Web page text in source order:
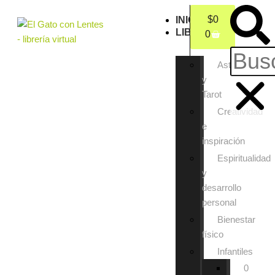
INICIO
LIBROS
Astrología
y
Tarot
Creatividad
e
inspiración
Espiritualidad
y
desarrollo
personal
Bienestar
físico
Infantiles
0
$0
0